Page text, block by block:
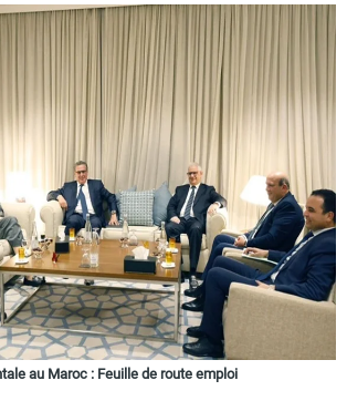
au Maroc : Feuille de route emploi